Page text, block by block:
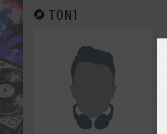
T0N1